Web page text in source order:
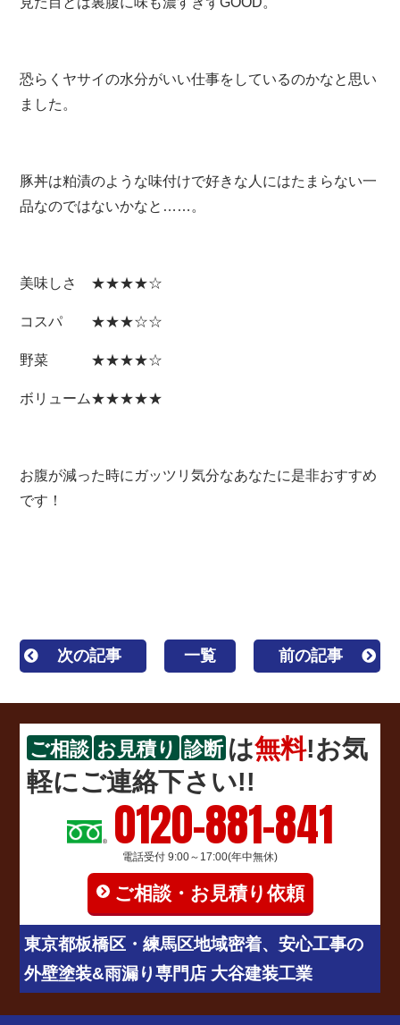
恐らくヤサイの水分がいい仕事をしているのかなと思い
ました。
豚丼は粕漬のような味付けで好きな人にはたまらない一
品なのではないかなと……。
美味しさ ★★★★☆
コスパ ★★★☆☆
野菜 ★★★★☆
ボリューム★★★★★
お腹が減った時にガッツリ気分なあなたに是非おすすめ
です！
次の記事 一覧 前の記事
ご相談 お見積り 診断 は無料!お気
軽にご連絡下さい!!
0120-881-841
電話受付 9:00～17:00(年中無休)
ご相談・お見積り依頼
東京都板橋区・練馬区地域密着、安心工事の
外壁塗装&雨漏り専門店 大谷建装工業